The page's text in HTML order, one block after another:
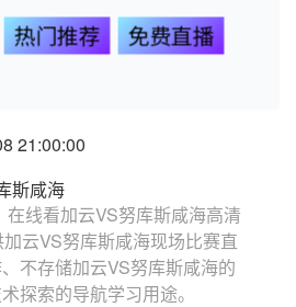
热门推荐
免费直播
21:00:00
斯咸海
线看加云VS努库斯咸海高清
云VS努库斯咸海现场比赛直
不存储加云VS努库斯咸海的
探索的导航学习用途。